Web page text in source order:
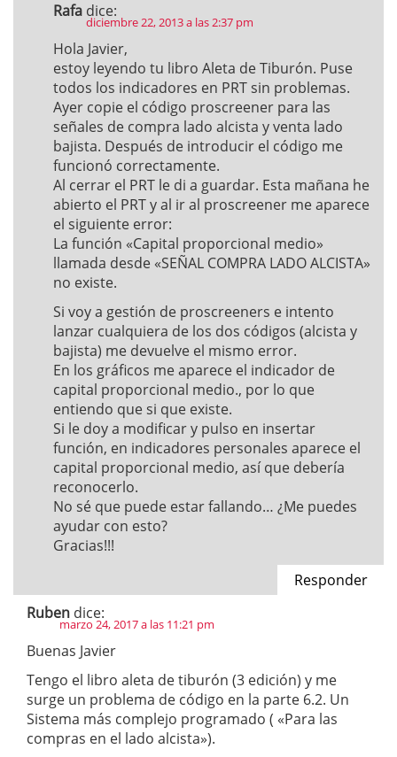
Rafa dice:
diciembre 22, 2013 a las 2:37 pm
Hola Javier,
estoy leyendo tu libro Aleta de Tiburón. Puse
todos los indicadores en PRT sin problemas.
Ayer copie el código proscreener para las
señales de compra lado alcista y venta lado
bajista. Después de introducir el código me
funcionó correctamente.
Al cerrar el PRT le di a guardar. Esta mañana he
abierto el PRT y al ir al proscreener me aparece
el siguiente error:
La función «Capital proporcional medio»
llamada desde «SEÑAL COMPRA LADO ALCISTA»
no existe.
Si voy a gestión de proscreeners e intento
lanzar cualquiera de los dos códigos (alcista y
bajista) me devuelve el mismo error.
En los gráficos me aparece el indicador de
capital proporcional medio., por lo que
entiendo que si que existe.
Si le doy a modificar y pulso en insertar
función, en indicadores personales aparece el
capital proporcional medio, así que debería
reconocerlo.
No sé que puede estar fallando… ¿Me puedes
ayudar con esto?
Gracias!!!
Responder
Ruben dice:
marzo 24, 2017 a las 11:21 pm
Buenas Javier
Tengo el libro aleta de tiburón (3 edición) y me
surge un problema de código en la parte 6.2. Un
Sistema más complejo programado ( «Para las
compras en el lado alcista»).